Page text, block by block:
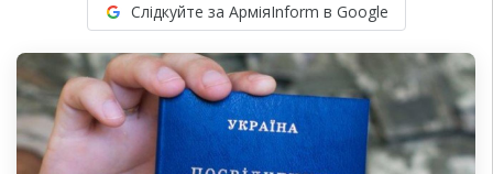
Слідкуйте за АрміяInform в Google